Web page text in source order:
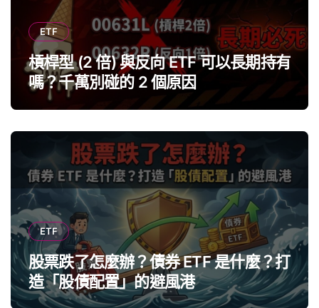
ETF
槓桿型 (2 倍) 與反向 ETF 可以長期持有
嗎？千萬別碰的 2 個原因
ETF
股票跌了怎麼辦？債券 ETF 是什麼？打
造「股債配置」的避風港